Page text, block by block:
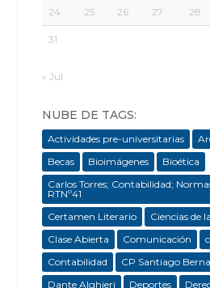
24 25 26 27 28
31
« Jul
NUBE DE TAGS:
Actividades pre-universitarias
Becas
Bioimágenes
Bioética
Carlos Torres; Contabilidad;
RTNº41
Certamen Literario
Ciencias de
Clase Abierta
Comunicación
Contabilidad
CP Santiago
Dante Alghieri
Deportes